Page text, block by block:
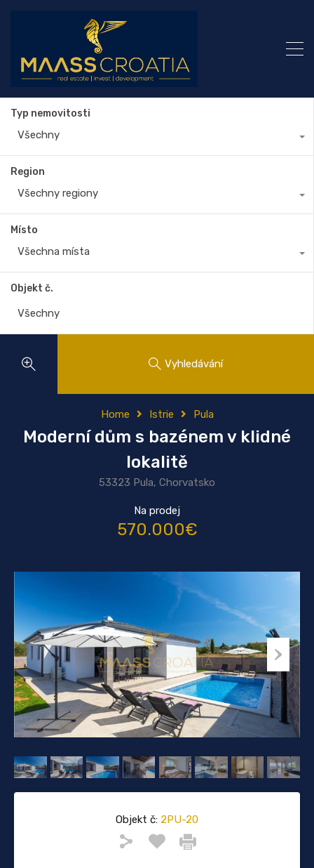
Typ nemovitosti
Všechny
Region
Všechny regiony
Místo
Všechna místa
Objekt č.
Vyhledávání
Home Istrie Pula
Moderní dům s bazénem v klidné
lokalitě
53323 Pula, Chorvatsko
Na prodej
570.000€
Objekt č: 2PU-20